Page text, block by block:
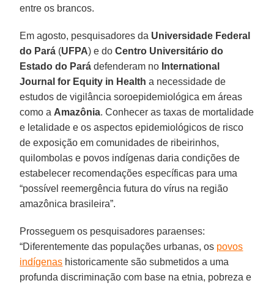
entre os brancos.
Em agosto, pesquisadores da Universidade Federal
do Pará (UFPA) e doCentro Universitário do
Estado do Pará defenderam no International
Journal for Equity in Health a necessidade de
estudos de vigilância soroepidemiológica em áreas
como a Amazônia. Conhecer as taxas de mortalidade
e letalidade e os aspectos epidemiológicos de risco
de exposição em comunidades de ribeirinhos,
quilombolas e povos indígenas daria condições de
estabelecer recomendações específicas para uma
“possível reemergência futura do vírus na região
amazônica brasileira”.
Prosseguem os pesquisadores paraenses:
“Diferentemente das populações urbanas, os povos
indígenas historicamente são submetidos a uma
profunda discriminação com base na etnia, pobreza e